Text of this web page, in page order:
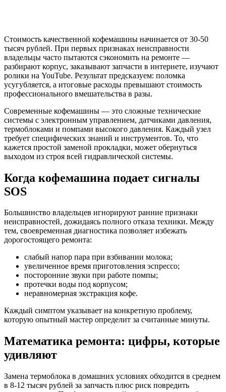
Стоимость качественной кофемашины начинается от 30-50
тысяч рублей. При первых признаках неисправности
владельцы часто пытаются сэкономить на ремонте —
разбирают корпус, заказывают запчасти в интернете, изучают
ролики на YouTube. Результат предсказуем: поломка
усугубляется, а итоговые расходы превышают стоимость
профессионального вмешательства в разы.
Современные кофемашины — это сложные технические
системы с электронным управлением, датчиками давления,
термоблоками и помпами высокого давления. Каждый узел
требует специфических знаний и инструментов. То, что
кажется простой заменой прокладки, может обернуться
выходом из строя всей гидравлической системы.
Когда кофемашина подает сигналы
SOS
Большинство владельцев игнорируют ранние признаки
неисправностей, дожидаясь полного отказа техники. Между
тем, своевременная диагностика позволяет избежать
дорогостоящего ремонта:
слабый напор пара при взбивании молока;
увеличенное время приготовления эспрессо;
посторонние звуки при работе помпы;
протечки воды под корпусом;
неравномерная экстракция кофе.
Каждый симптом указывает на конкретную проблему,
которую опытный мастер определит за считанные минуты.
Математика ремонта: цифры, которые
удивляют
Замена термоблока в домашних условиях обходится в среднем
в 8-12 тысяч рублей за запчасть плюс риск повредить